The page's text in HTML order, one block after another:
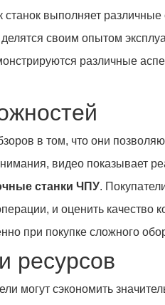
станок выполняет
своим опытом
различные
в том, что они
видео показывает
станки ЧПУ.
и оценить качество
при покупке сложного
ресурсов
могут сэкономить